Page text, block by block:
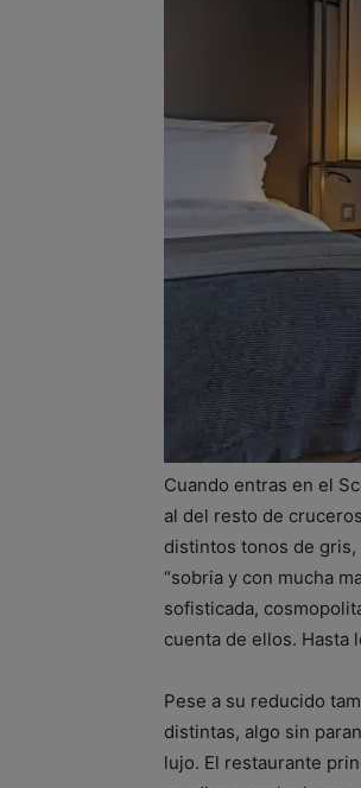
Cuando entras en el
al del resto de
distintos tonos de gris,
“sobria y con mucha
sofisticada,
cuenta de ellos.
Pese a su reducido
distintas, algo sin
lujo. El restaurante